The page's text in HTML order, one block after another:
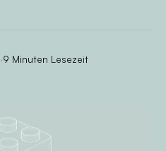
·9 Minuten Lesezeit